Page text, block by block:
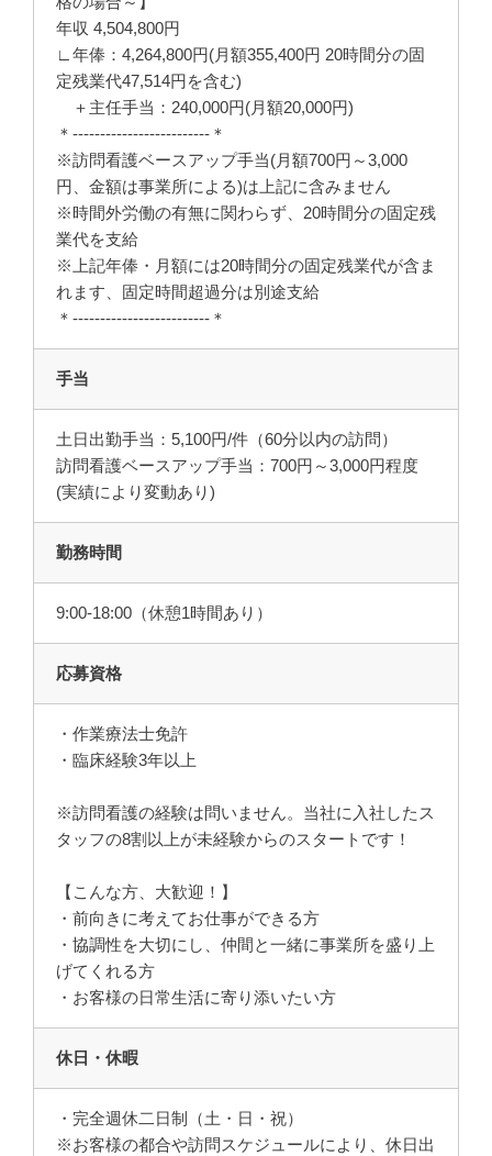
年収 4,504,800円
∟年俸：4,264,800円(月額355,400円 20時間分の固
定残業代47,514円を含む)
＋主任手当：240,000円(月額20,000円)
＊-------------------------＊
※訪問看護ベースアップ手当(月額700円～3,000
円、金額は事業所による)は上記に含みません
※時間外労働の有無に関わらず、20時間分の固定残
業代を支給
※上記年俸・月額には20時間分の固定残業代が含ま
れます、固定時間超過分は別途支給
＊-------------------------＊
手当
土日出勤手当：5,100円/件（60分以内の訪問）
訪問看護ベースアップ手当：700円～3,000円程度
(実績により変動あり)
勤務時間
9:00-18:00（休憩1時間あり）
応募資格
・作業療法士免許
・臨床経験3年以上
※訪問看護の経験は問いません。当社に入社したス
タッフの8割以上が未経験からのスタートです！
【こんな方、大歓迎！】
・前向きに考えてお仕事ができる方
・協調性を大切にし、仲間と一緒に事業所を盛り上
げてくれる方
・お客様の日常生活に寄り添いたい方
休日・休暇
・完全週休二日制（土・日・祝）
※お客様の都合や訪問スケジュールにより、休日出